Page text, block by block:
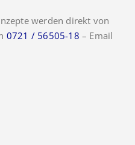
werden direkt von
0721 / 56505-18 – Email